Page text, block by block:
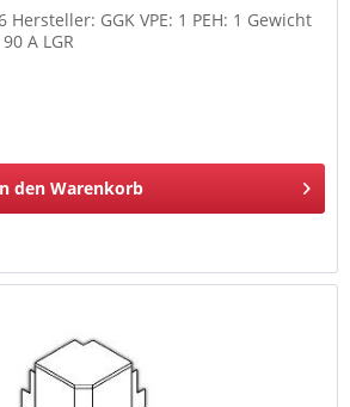
Hersteller: GGK VPE: 1 PEH: 1 Gewicht
A LGR
den Warenkorb